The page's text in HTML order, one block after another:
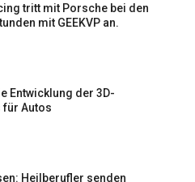
tritt mit Porsche bei den
mit GEEKVP an.
Entwicklung der 3D-
für Autos
Heilberufler senden